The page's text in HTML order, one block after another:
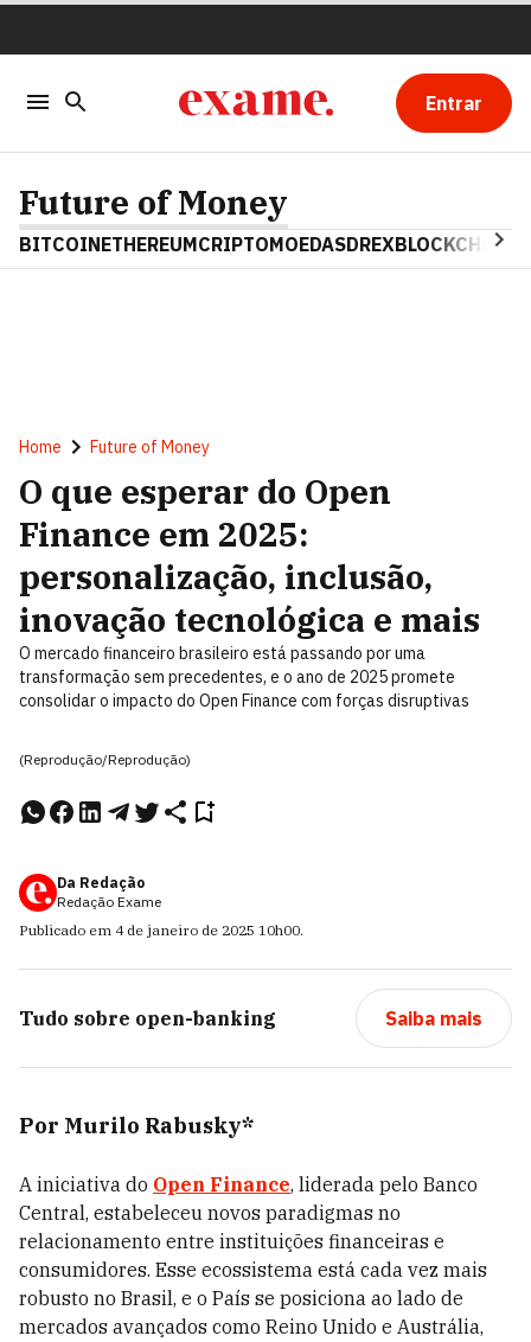
Entrar
Future of Money
BITCOINETHEREUMCRIPTOMOEDASDREXBLOCKCHAIN
Home Future of Money
O que esperar do Open
Finance em 2025:
personalização, inclusão,
inovação tecnológica e mais
O mercado financeiro brasileiro está passando por uma
transformação sem precedentes, e o ano de 2025 promete
consolidar o impacto do Open Finance com forças disruptivas
(Reprodução/Reprodução)
Da Redação
Redação Exame
Publicado em 4 de janeiro de 2025 10h00.
Tudo sobre open-banking Saiba mais
Por Murilo Rabusky*
A iniciativa do Open Finance, liderada pelo Banco
Central, estabeleceu novos paradigmas no
relacionamento entre instituições financeiras e
consumidores. Esse ecossistema está cada vez mais
robusto no Brasil, e o País se posiciona ao lado de
mercados avançados como Reino Unido e Austrália,